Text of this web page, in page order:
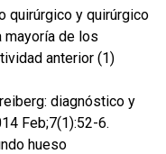
quirúrgico y quirúrgico
mayoría de los
anterior (1)
diagnóstico y
Feb;7(1):52-6.
hueso